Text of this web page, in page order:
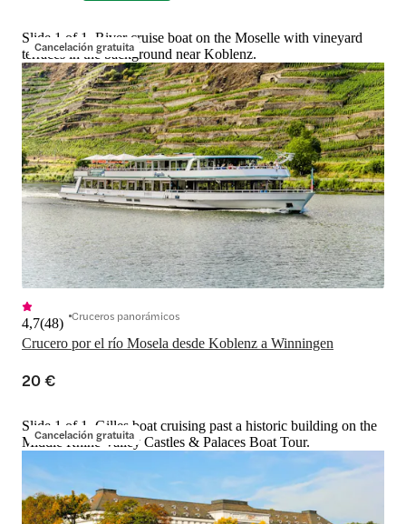
Cancelación gratuita
Slide 1 of 1, River cruise boat on the Moselle with vineyard
terraces in the background near Koblenz.
Crucero por el río Mosela desde Koblenz a Winningen
4,7(48) Cruceros panorámicos
20 €
Cancelación gratuita
Slide 1 of 1, Gilles boat cruising past a historic building on the
Middle Rhine Valley Castles & Palaces Boat Tour.